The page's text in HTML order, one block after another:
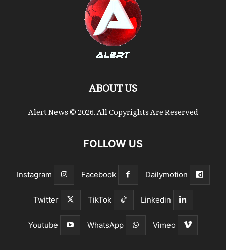
ABOUT US
Alert News © 2026. All Copyrights Are Reserved
FOLLOW US
Dailymotion
Facebook
Instagram
Linkedin
TikTok
Twitter
Vimeo
WhatsApp
Youtube